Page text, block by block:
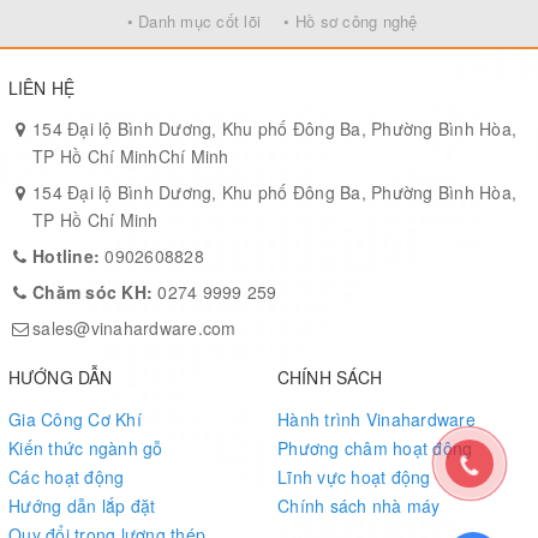
mới và không bị bong tróc trong thời gian dài.
Dễ lắp đặt: Thiết kế phù hợp, nhanh chóng tháo và lắp mà không
cần dụng cụ phức tạp.
• Danh mục cốt lõi • Hồ sơ công nghệ
LIÊN HỆ
154 Đại lộ Bình Dương, Khu phố Đông Ba, Phường Bình Hòa,
TP Hồ Chí MinhChí Minh
154 Đại lộ Bình Dương, Khu phố Đông Ba, Phường Bình Hòa,
TP Hồ Chí Minh
Hotline:0902608828
Chăm sóc KH:0274 9999 259
sales@vinahardware.com
HƯỚNG DẪN
Gia Công Cơ Khí
Kiến thức ngành gỗ
Các hoạt động
Hướng dẫn lắp đặt
CHÍNH SÁCH
Hành trình Vinahardware
Phương châm hoạt động
Lĩnh vực hoạt động
Chính sách nhà máy